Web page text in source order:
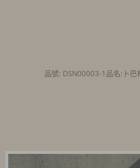
品號: DSN00003-1品名:卜巴